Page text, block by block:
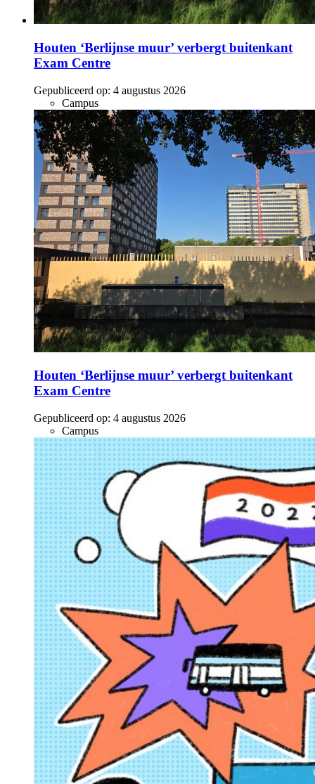
Houten ‘Berlijnse muur’ verbergt buitenkant
Exam Centre
Gepubliceerd op: 4 augustus 2026
Campus
Houten ‘Berlijnse muur’ verbergt buitenkant
Exam Centre
Gepubliceerd op: 4 augustus 2026
Campus